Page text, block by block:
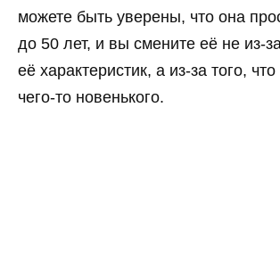
можете быть уверены, что она
до 50 лет, и вы смените её не из-
её характеристик, а из-за того, что
чего-то новенького.